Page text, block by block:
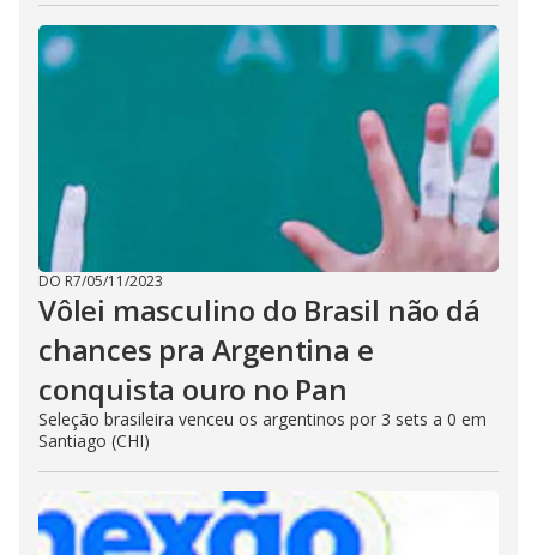
DO R7/05/11/2023
Vôlei masculino do Brasil não dá
chances pra Argentina e
conquista ouro no Pan
Seleção brasileira venceu os argentinos por 3 sets a 0 em
Santiago (CHI)